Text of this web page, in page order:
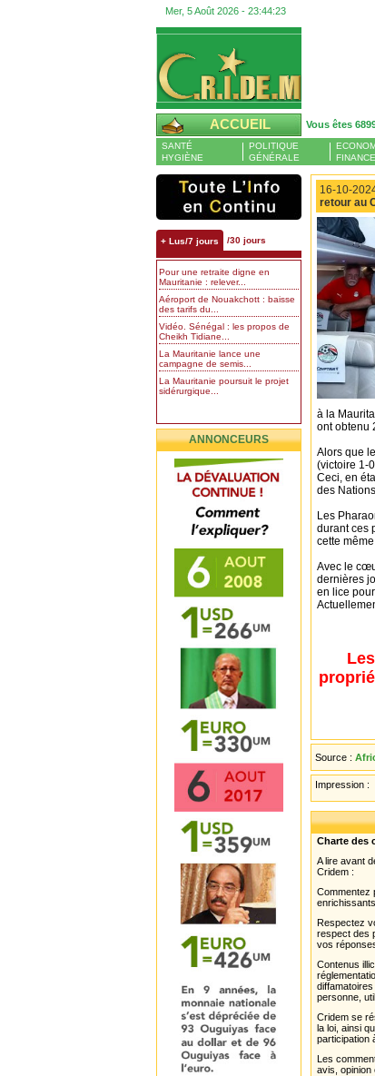
Mer, 5 Août 2026 - 23:44:24
ACCUEIL Vous êtes
SANTÉ
HYGIÈNE
POLITIQUE
GÉNÉRALE
FINANCE
+ Lus/7 jours /30 jours
Pour une retraite digne en
Mauritanie : relever...
Aéroport de Nouakchott : baisse
des tarifs du...
Vidéo. Sénégal : les propos de
Cheikh Tidiane...
La Mauritanie lance une
campagne de semis...
La Mauritanie poursuit le projet
sidérurgique...
ANNONCEURS
16-10-
retour au
à la
ont obtenu
Alors que
(victoire 1-
Ceci, en
des
Les
durant ces
cette
Avec le
dernières
en lice
Source :
Impression :
Charte des
A lire avant
Cridem :
Commentez
Respectez
respect des
vos
Contenus
personne,
Cridem se
la loi, ainsi
participation
Les
avis, opinion